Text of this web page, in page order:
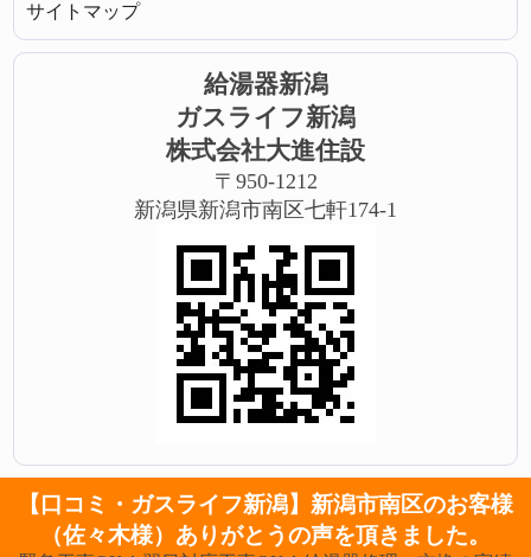
サイトマップ
給湯器新潟
ガスライフ新潟
株式会社大進住設
〒950-1212
新潟県新潟市南区七軒174-1
【口コミ・ガスライフ新潟】新潟市南区のお客様
（佐々木様）ありがとうの声を頂きました。